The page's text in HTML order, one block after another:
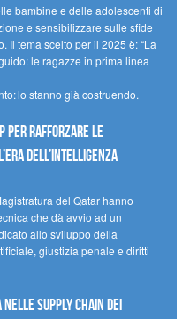
bambine e delle adolescenti di
e sensibilizzare sulle sfide
Il tema scelto per il 2025 è: “La
le ragazze in prima linea
lo stanno già costruendo.
per rafforzare le
dell’intelligenza
del Qatar hanno
che dà avvio ad un
allo sviluppo della
giustizia penale e diritti
supply chain dei